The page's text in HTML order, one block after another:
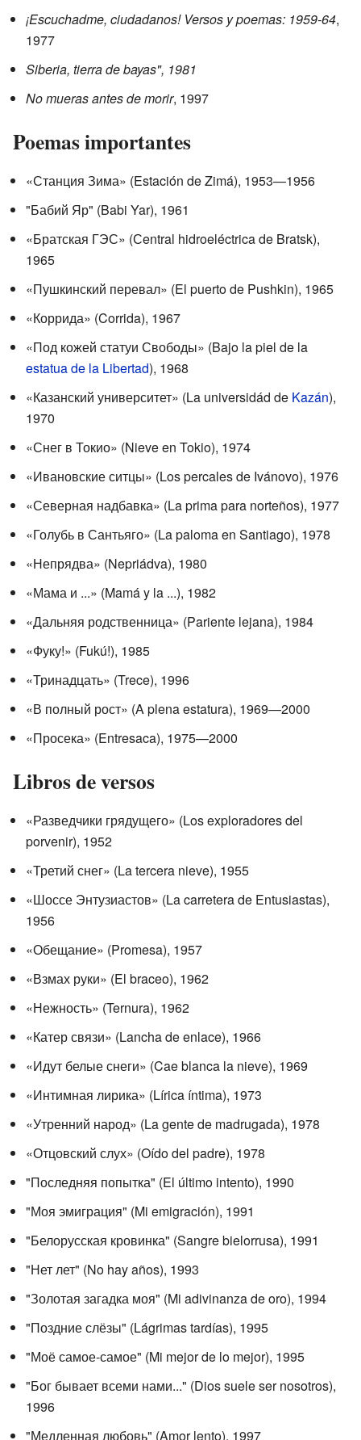
¡Escuchadme, ciudadanos! Versos y poemas: 1959-64,
1977
Siberia, tierra de bayas", 1981
No mueras antes de morir, 1997
Poemas importantes
«Станция Зима» (Estación de Zimá), 1953—1956
"Бабий Яр" (Babi Yar), 1961
«Братская ГЭС» (Сentral hidroeléctrica de Bratsk),
1965
«Пушкинский перевал» (El puerto de Pushkin), 1965
«Коррида» (Corrida), 1967
«Под кожей статуи Свободы» (Bajo la piel de la
estatua de la Libertad), 1968
«Казанский университет» (La universidád de Kazán),
1970
«Снег в Токио» (Nieve en Tokio), 1974
«Ивановские ситцы» (Los percales de Ivánovo), 1976
«Северная надбавка» (La prima para norteños), 1977
«Голубь в Сантьяго» (La paloma en Santiago), 1978
«Непрядва» (Nepriádva), 1980
«Мама и ...» (Mamá y la ...), 1982
«Дальняя родственница» (Pariente lejana), 1984
«Фуку!» (Fukú!), 1985
«Тринадцать» (Trece), 1996
«В полный рост» (A plena estatura), 1969—2000
«Просека» (Entresaca), 1975—2000
Libros de versos
«Разведчики грядущего» (Los exploradores del
porvenir), 1952
«Третий снег» (La tercera nieve), 1955
«Шоссе Энтузиастов» (La carretera de Entusiastas),
1956
«Обещание» (Promesa), 1957
«Взмах руки» (El braceo), 1962
«Нежность» (Ternura), 1962
«Катер связи» (Lancha de enlace), 1966
«Идут белые снеги» (Cae blanca la nieve), 1969
«Интимная лирика» (Lírica íntima), 1973
«Утренний народ» (La gente de madrugada), 1978
«Отцовский слух» (Oído del padre), 1978
"Последняя попытка" (El último intento), 1990
"Моя эмиграция" (Mi emigración), 1991
"Белорусская кровинка" (Sangre bielorrusa), 1991
"Нет лет" (No hay años), 1993
"Золотая загадка моя" (Mi adivinanza de oro), 1994
"Поздние слёзы" (Lágrimas tardías), 1995
"Моё самое-самое" (Mi mejor de lo mejor), 1995
"Бог бывает всеми нами..." (Dios suele ser nosotros),
1996
"Медленная любовь" (Amor lento), 1997